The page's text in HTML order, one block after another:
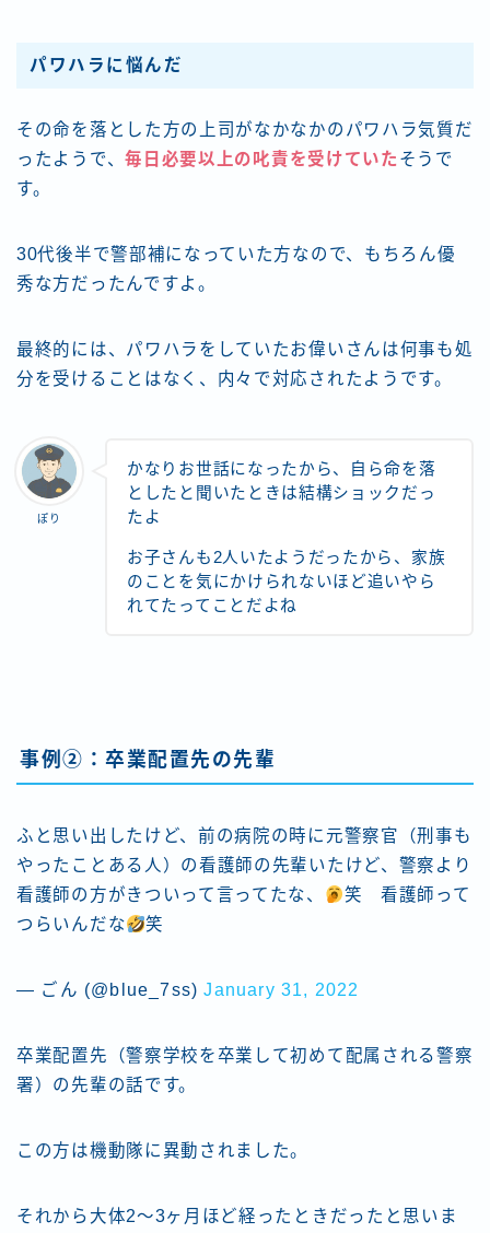
パワハラに悩んだ
その命を落とした方の上司がなかなかのパワハラ気質だ
ったようで、毎日必要以上の叱責を受けていた そうで
す。
30代後半で警部補になっていた方なので、もちろん優
秀な方だったんですよ。
最終的には、パワハラをしていたお偉いさんは何事も処
分を受けることはなく、内々で対応されたようです。
ぽり
かなりお世話になったから、自ら命を落
としたと聞いたときは結構ショックだっ
たよ
お子さんも2人いたようだったから、家族
のことを気にかけられないほど追いやら
れてたってことだよね
事例②：卒業配置先の先輩
ふと思い出したけど、前の病院の時に元警察官（刑事も
やったことある人）の看護師の先輩いたけど、警察より
看護師の方がきついって言ってたな、
笑 看護師って
つらいんだな
笑
— ごん (@blue_7ss)January 31, 2022
卒業配置先（警察学校を卒業して初めて配属される警察
署）の先輩の話です。
この方は機動隊に異動されました。
それから大体2〜3ヶ月ほど経ったときだったと思いま